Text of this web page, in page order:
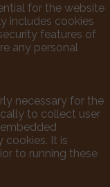
for the website
includes cookies
features of
any personal
necessary for the
to collect user
cookies. It is
to running these